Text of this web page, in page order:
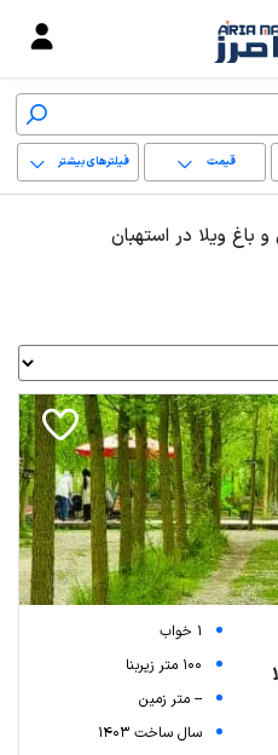
قیمت فیلترهای بیشتر
باغ ویلا در استهبان
1 خواب
100 متر زیربنا
-- متر زمین
سال ساخت 1403